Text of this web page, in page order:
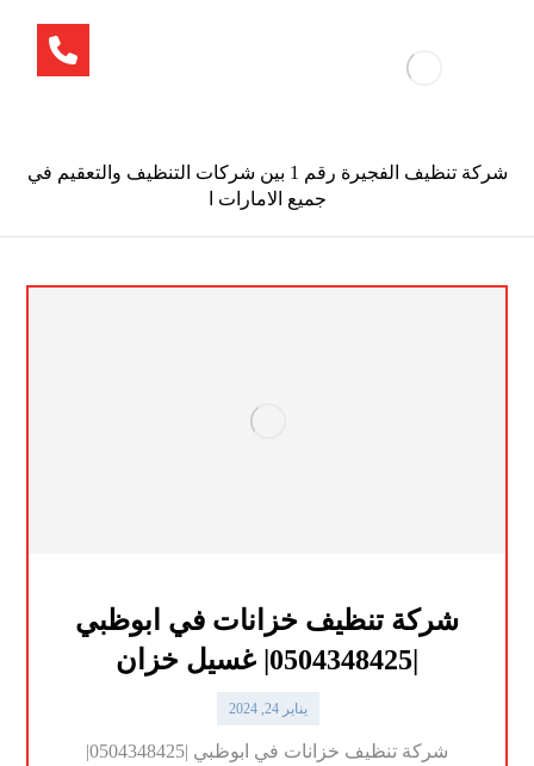
شركة تنظيف الفجيرة رقم 1 بين شركات التنظيف والتعقيم في
جميع الامارات ا
شركة تنظيف خزانات في ابوظبي
|0504348425| غسيل خزان
يناير 24, 2024
شركة تنظيف خزانات في ابوظبي |0504348425|